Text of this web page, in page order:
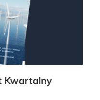
Kwartalny